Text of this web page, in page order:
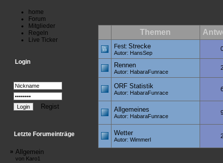
home
Forum
Mitglieder
Regeln
Live Ticker
Login
Regist
Letzte Forumeinträge
» Allgemein
von Karo1
Themen
Fest: Strecke
Autor: HansSep
Rennen
Autor: HabaraFunrace
ORF Statistik
Autor: HabaraFunrace
Allgemeines
Autor: HabaraFunrace
Wetter
Autor: Wimmerl